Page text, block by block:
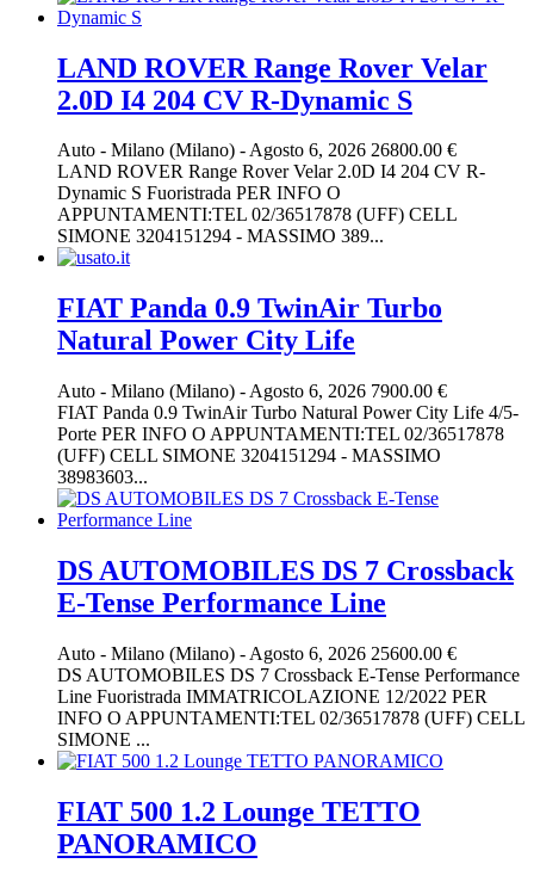
LAND ROVER Range Rover Velar
2.0D I4 204 CV R-Dynamic S
Auto - Milano (Milano) -Agosto 6, 2026 26800.00 €
LAND ROVER Range Rover Velar 2.0D I4 204 CV R-
Dynamic S Fuoristrada PER INFO O
APPUNTAMENTI:TEL 02/36517878 (UFF) CELL
SIMONE 3204151294 - MASSIMO 389...
FIAT Panda 0.9 TwinAir Turbo
Natural Power City Life
Auto - Milano (Milano) - Agosto 6, 2026 7900.00 €
FIAT Panda 0.9 TwinAir Turbo Natural Power City Life 4/5-
Porte PER INFO O APPUNTAMENTI:TEL 02/36517878
(UFF) CELL SIMONE 3204151294 - MASSIMO
38983603...
DS AUTOMOBILES DS 7 Crossback
E-Tense Performance Line
Auto - Milano (Milano) - Agosto 6, 2026 25600.00 €
DS AUTOMOBILES DS 7 Crossback E-Tense Performance
Line Fuoristrada IMMATRICOLAZIONE 12/2022 PER
INFO O APPUNTAMENTI:TEL 02/36517878 (UFF) CELL
SIMONE ...
FIAT 500 1.2 Lounge TETTO
PANORAMICO